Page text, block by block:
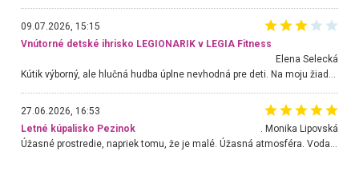
09.07.2026, 15:15
Vnútorné detské ihrisko LEGIONARIK v LEGIA Fitness
Elena Selecká
Kútik výborný, ale hlučná hudba úplne nevhodná pre deti. Na moju žiadosť o aspoň sušenie nereagovali.
27.06.2026, 16:53
Letné kúpalisko Pezinok
. Monika Lipovská